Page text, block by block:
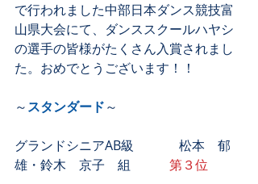
で行われました中部日本ダンス競技富
山県大会にて、ダンススクールハヤシ
の選手の皆様がたくさん入賞されまし
た。おめでとうございます！！
～スタンダード～
グランドシニアAB級　　　  松本　郁
雄・鈴木　京子　組 第３位